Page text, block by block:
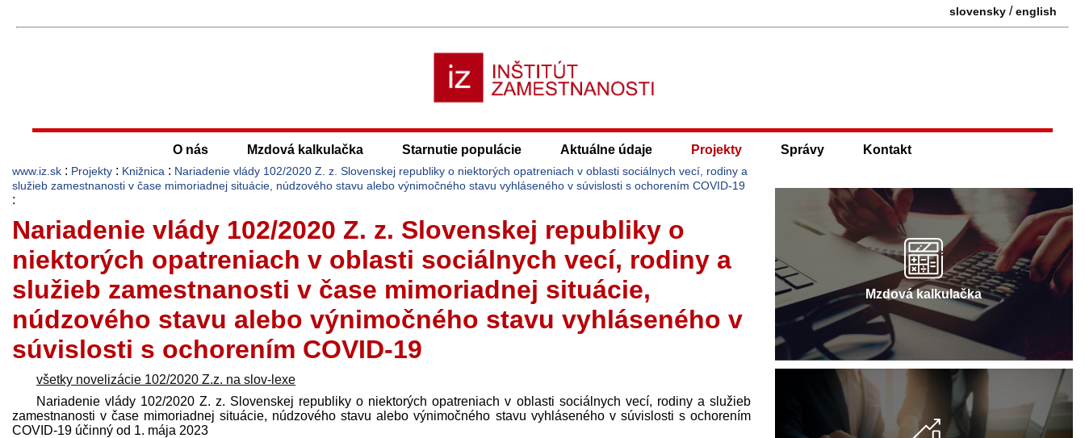
slovensky /english
O nás Mzdová kalkulačka Starnutie populácie Aktuálne údaje Projekty Správy Kontakt
www.iz.sk : Projekty : Knižnica : Nariadenie vlády 102/2020 Z. z. Slovenskej republiky o niektorých opatreniach v oblasti sociálnych vecí, rodiny a
služieb zamestnanosti v čase mimoriadnej situácie, núdzového stavu alebo výnimočného stavu vyhláseného v súvislosti s ochorením COVID-19
:
Nariadenie vlády 102/2020 Z. z. Slovenskej republiky o
niektorých opatreniach v oblasti sociálnych vecí, rodiny a
služieb zamestnanosti v čase mimoriadnej situácie,
núdzového stavu alebo výnimočného stavu vyhláseného v
súvislosti s ochorením COVID-19
všetky novelizácie 102/2020 Z.z. na slov-lexe
Nariadenie vlády 102/2020 Z. z. Slovenskej republiky o niektorých opatreniach v oblasti sociálnych vecí, rodiny a služieb
zamestnanosti v čase mimoriadnej situácie, núdzového stavu alebo výnimočného stavu vyhláseného v súvislosti s ochorením
COVID-19 účinný od 1. mája 2023
Mzdová kalkulačka